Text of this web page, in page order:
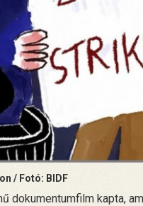
/ Fotó: BIDF
dokumentumfilm kapta,